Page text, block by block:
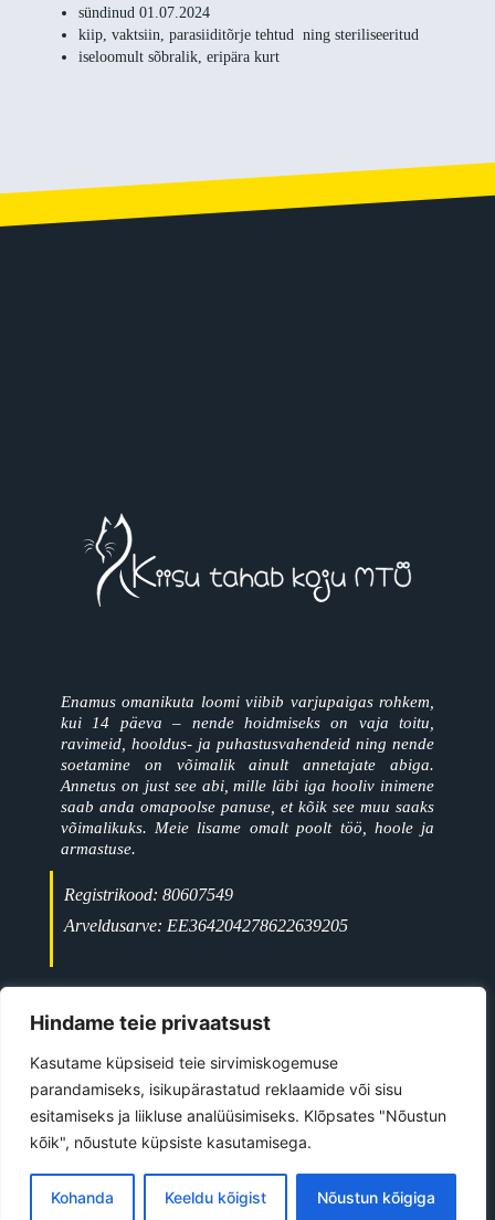
Hindame teie privaatsust
Kasutame küpsiseid teie sirvimiskogemuse
parandamiseks, isikupärastatud reklaamide või sisu
esitamiseks ja liikluse analüüsimiseks. Klõpsates "Nõustun
kõik", nõustute küpsiste kasutamisega.
Kohanda Keeldu kõigist Nõustun kõigiga
sündinud 01.07.2024
kiip, vaktsiin, parasiiditõrje tehtud ning steriliseeritud
iseloomult sõbralik, eripära kurt
Enamus omanikuta loomi viibib varjupaigas rohkem,
kui 14 päeva – nende hoidmiseks on vaja toitu,
ravimeid, hooldus- ja puhastusvahendeid ning nende
soetamine on võimalik ainult annetajate abiga.
Annetus on just see abi, mille läbi iga hooliv inimene
saab anda omapoolse panuse, et kõik see muu saaks
võimalikuks. Meie lisame omalt poolt töö, hoole ja
armastuse.
Registrikood: 80607549
Arveldusarve: EE364204278622639205
ave@kiisutahabkoju.ee
©2026 All Rights Reserved